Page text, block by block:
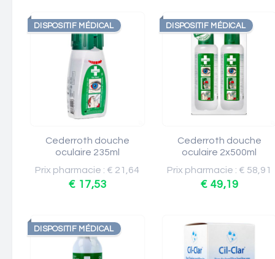
DISPOSITIF MÉDICAL
Cederroth douche
oculaire 235ml
Prix pharmacie : € 21,64
€ 17,53
DISPOSITIF MÉDICAL
Cederroth douche
oculaire 2x500ml
Prix pharmacie : € 58,91
€ 49,19
DISPOSITIF MÉDICAL